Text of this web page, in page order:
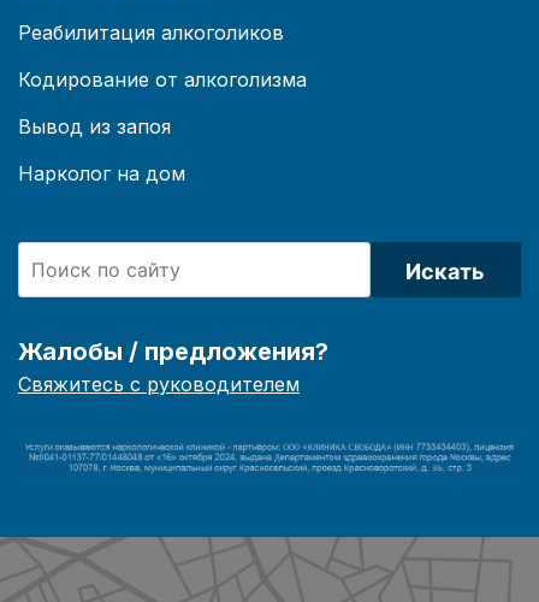
Реабилитация алкоголиков
Кодирование от алкоголизма
Вывод из запоя
Нарколог на дом
Искать
Жалобы / предложения?
Свяжитесь с руководителем